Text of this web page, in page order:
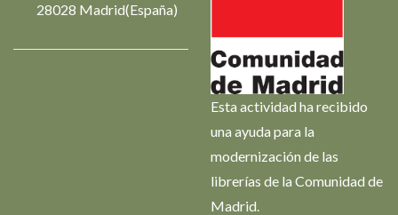
28028 Madrid(España)
Esta actividad ha recibido
una ayuda para la
modernización de las
librerías de la Comunidad de
Madrid.